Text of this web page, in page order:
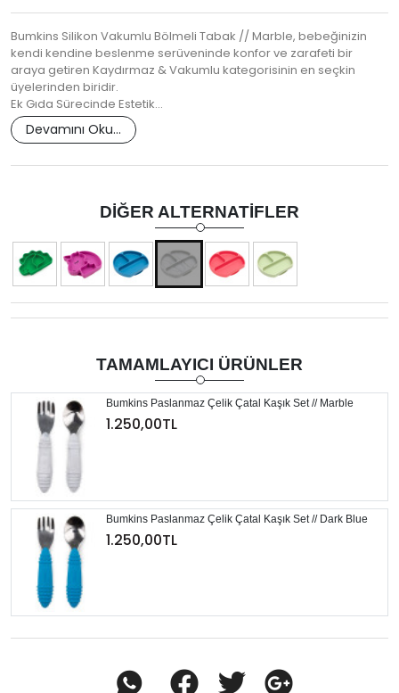
Bumkins Silikon Vakumlu Bölmeli Tabak // Marble, bebeğinizin
kendi kendine beslenme serüveninde konfor ve zarafeti bir
araya getiren Kaydırmaz & Vakumlu kategorisinin en seçkin
üyelerinden biridir.
Ek Gıda Sürecinde Estetik…
Devamını Oku...
DIĞER ALTERNATIFLER
TAMAMLAYICI ÜRÜNLER
Bumkins Paslanmaz Çelik Çatal Kaşık Set // Marble
1.250,00TL
Bumkins Paslanmaz Çelik Çatal Kaşık Set // Dark Blue
1.250,00TL